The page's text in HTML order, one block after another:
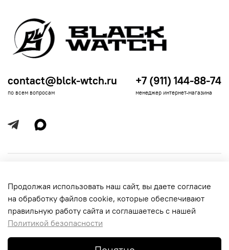
Информация для покупателей
contact@blck-wtch.ru
по всем вопросам
+7 (911) 144-88-74
менеджер интернет-магазина
Продолжая использовать наш сайт, вы даете согласие
на обработку файлов cookie, которые обеспечивают
правильную работу сайта и соглашаетесь с нашей
Политикой безопасности
обработки